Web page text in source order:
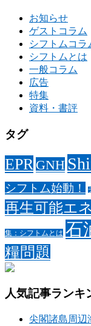
お知らせ
ゲストコラム
シフトムコラ
シフトムとは
一般コラム
広告
特集
資料・書評
タグ
EPR GNH
シフトム始動！
再生可能エ
集：シフトムとは 石
糧問題
人気記事ランキ
尖閣諸島周辺